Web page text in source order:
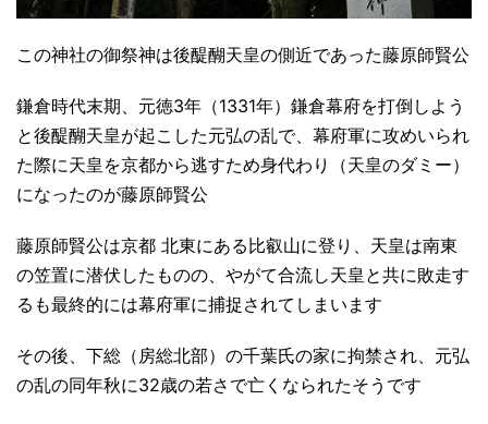
この神社の御祭神は後醍醐天皇の側近であった藤原師賢公
鎌倉時代末期、元徳3年（1331年）鎌倉幕府を打倒しよう
と後醍醐天皇が起こした元弘の乱で、幕府軍に攻めいられ
た際に天皇を京都から逃すため身代わり（天皇のダミー）
になったのが藤原師賢公
藤原師賢公は京都 北東にある比叡山に登り、天皇は南東
の笠置に潜伏したものの、やがて合流し天皇と共に敗走す
るも最終的には幕府軍に捕捉されてしまいます
その後、下総（房総北部）の千葉氏の家に拘禁され、元弘
の乱の同年秋に32歳の若さで亡くなられたそうです